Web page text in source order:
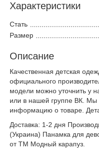
Характеристики
Стать
Размер
Описание
Качественная детская
официального
модели можно уточнить у
или в нашей группе ВК. Мы
информацию о товаре.
Доставка: 1-2 дня
(Украина) Панамка для
от ТМ Модный карапуз.